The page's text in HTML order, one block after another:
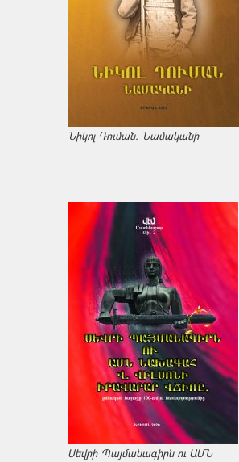
Նիկոլ Դուման. Նամականի
Սեվրի Պայմանագիրն ու ԱՄՆ